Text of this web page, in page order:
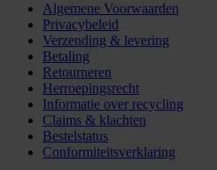
Algemene Voorwaarden
Privacybeleid
Verzending & levering
Betaling
Retourneren
Herroepingsrecht
Informatie over recycling
Claims & klachten
Bestelstatus
Conformiteitsverklaring